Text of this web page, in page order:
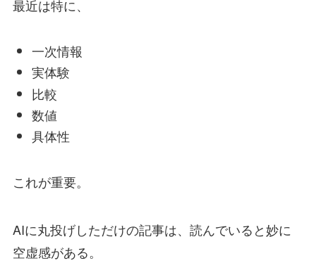
最近は特に、
一次情報
実体験
比較
数値
具体性
これが重要。
AIに丸投げしただけの記事は、読んでいると妙に
空虚感がある。